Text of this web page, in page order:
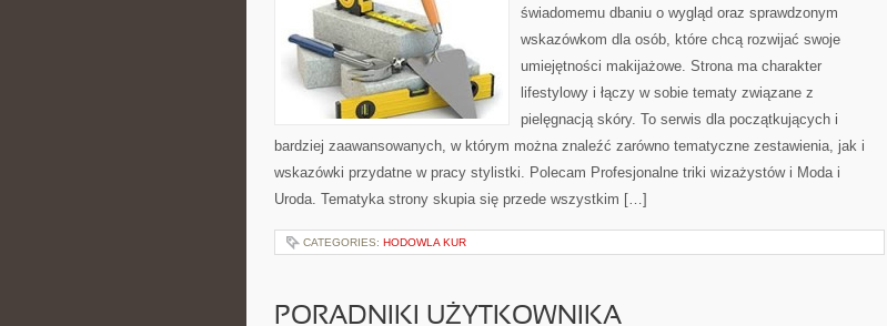
świadomemu dbaniu o wygląd oraz sprawdzonym
wskazówkom dla osób, które chcą rozwijać swoje
umiejętności makijażowe. Strona ma charakter
lifestylowy i łączy w sobie tematy związane z
pielęgnacją skóry. To serwis dla początkujących i
bardziej zaawansowanych, w którym można znaleźć zarówno tematyczne zestawienia, jak i
wskazówki przydatne w pracy stylistki. Polecam Profesjonalne triki wizażystów i Moda i
Uroda. Tematyka strony skupia się przede wszystkim […]
CATEGORIES: HODOWLA KUR
PORADNIKI UŻYTKOWNIKA